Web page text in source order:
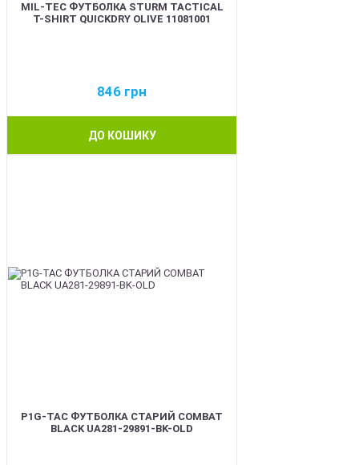
MIL-TEC ФУТБОЛКА STURM TACTICAL
T-SHIRT QUICKDRY OLIVE 11081001
846 грн
ДО КОШИКУ
P1G-TAC ФУТБОЛКА СТАРИЙ COMBAT
BLACK UA281-29891-BK-OLD